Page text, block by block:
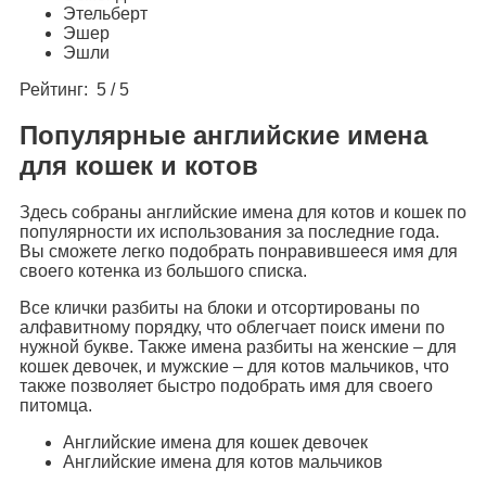
Этельберт
Эшер
Эшли
Рейтинг: 5 / 5
Популярные английские имена
для кошек и котов
Здесь собраны английские имена для котов и кошек по
популярности их использования за последние года.
Вы сможете легко подобрать понравившееся имя для
своего котенка из большого списка.
Все клички разбиты на блоки и отсортированы по
алфавитному порядку, что облегчает поиск имени по
нужной букве. Также имена разбиты на женские – для
кошек девочек, и мужские – для котов мальчиков, что
также позволяет быстро подобрать имя для своего
питомца.
Английские имена для кошек девочек
Английские имена для котов мальчиков